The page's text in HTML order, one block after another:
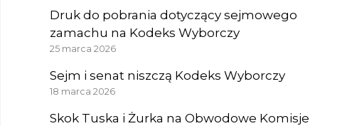
Druk do pobrania dotyczący sejmowego
zamachu na Kodeks Wyborczy
25 marca 2026
Sejm i senat niszczą Kodeks Wyborczy
18 marca 2026
Skok Tuska i Żurka na Obwodowe Komisje